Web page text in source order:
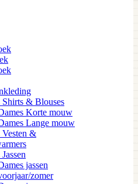
Shirts & Blouses
Korte mouw
Lange mouw
Vesten &
jassen
zomer